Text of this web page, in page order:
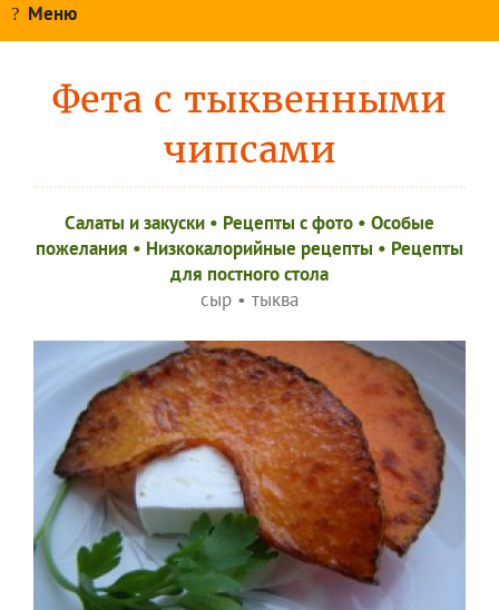
Меню
Фета с тыквенными
чипсами
Салаты и закуски • Рецепты c фото • Особые
пожелания • Низкокалорийные рецепты • Рецепты
для постного стола
сыр • тыква